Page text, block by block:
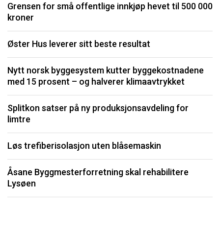
Grensen for små offentlige innkjøp hevet til 500 000
kroner
Øster Hus leverer sitt beste resultat
Nytt norsk byggesystem kutter byggekostnadene
med 15 prosent – og halverer klimaavtrykket
Splitkon satser på ny produksjonsavdeling for
limtre
Løs trefiberisolasjon uten blåsemaskin
Åsane Byggmesterforretning skal rehabilitere
Lysøen